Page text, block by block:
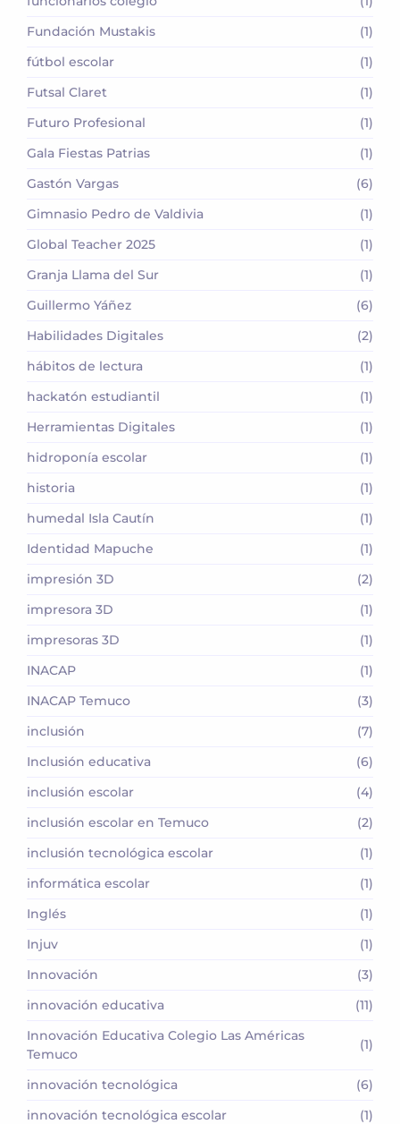
Fundación Mustakis
(1)
fútbol escolar
(1)
Futsal Claret
(1)
Futuro Profesional
(1)
Gala Fiestas Patrias
(1)
Gastón Vargas
(6)
Gimnasio Pedro de Valdivia
(1)
Global Teacher 2025
(1)
Granja Llama del Sur
(1)
Guillermo Yáñez
(6)
Habilidades Digitales
(2)
hábitos de lectura
(1)
hackatón estudiantil
(1)
Herramientas Digitales
(1)
hidroponía escolar
(1)
historia
(1)
humedal Isla Cautín
(1)
Identidad Mapuche
(1)
impresión 3D
(2)
impresora 3D
(1)
impresoras 3D
(1)
INACAP
(1)
INACAP Temuco
(3)
inclusión
(7)
Inclusión educativa
(6)
inclusión escolar
(4)
inclusión escolar en Temuco
(2)
inclusión tecnológica escolar
(1)
informática escolar
(1)
Inglés
(1)
Injuv
(1)
Innovación
(3)
innovación educativa
(11)
Innovación Educativa Colegio Las Américas
Temuco
(1)
innovación tecnológica
(6)
innovación tecnológica escolar
(1)